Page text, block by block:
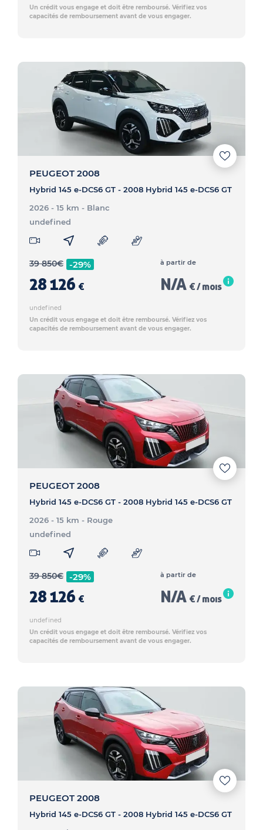
Un crédit vous engage et doit être remboursé. Vérifiez vos
capacités de remboursement avant de vous engager.
PEUGEOT 2008
Hybrid 145 e-DCS6 GT - 2008 Hybrid 145 e-DCS6 GT
2026 - 15 km - Blanc
undefined
39 850€ -29%
28 126 €
à partir de
N/A € / mois
undefined
Un crédit vous engage et doit être remboursé. Vérifiez vos
capacités de remboursement avant de vous engager.
PEUGEOT 2008
Hybrid 145 e-DCS6 GT - 2008 Hybrid 145 e-DCS6 GT
2026 - 15 km - Rouge
undefined
39 850€ -29%
28 126 €
à partir de
N/A € / mois
undefined
Un crédit vous engage et doit être remboursé. Vérifiez vos
capacités de remboursement avant de vous engager.
PEUGEOT 2008
Hybrid 145 e-DCS6 GT - 2008 Hybrid 145 e-DCS6 GT